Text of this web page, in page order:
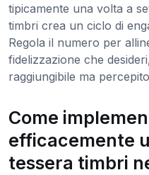
tipicamente una volta a
timbri crea un ciclo di
Regola il numero per
fidelizzazione che
raggiungibile ma
Come
efficacemente
tessera timbri